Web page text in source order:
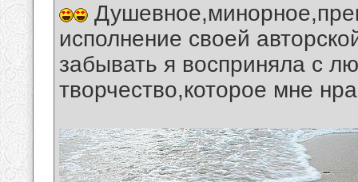
исполнение своей
забывать я восприняла с
творчество,которое мне